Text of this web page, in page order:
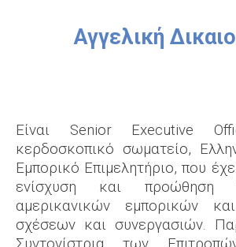
Αγγελική
Είναι Senior Executive
κερδοσκοπικό σωματείο,
Εμπορικό Επιμελητήριο, που
ενίσχυση και προώθηση
αμερικανικών εμπορικών
σχέσεων και συνεργασιών.
Συντονίστρια των